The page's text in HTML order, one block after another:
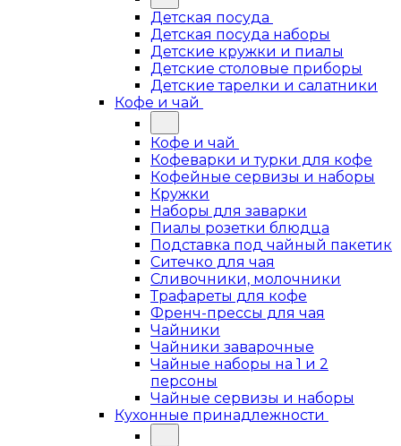
Детская посуда
Детская посуда наборы
Детские кружки и пиалы
Детские столовые приборы
Детские тарелки и салатники
Кофе и чай
Кофе и чай
Кофеварки и турки для кофе
Кофейные сервизы и наборы
Кружки
Наборы для заварки
Пиалы розетки блюдца
Подставка под чайный пакетик
Ситечко для чая
Сливочники, молочники
Трафареты для кофе
Френч-прессы для чая
Чайники
Чайники заварочные
Чайные наборы на 1 и 2
персоны
Чайные сервизы и наборы
Кухонные принадлежности